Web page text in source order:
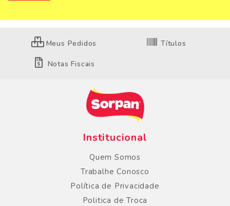
Meus Pedidos Títulos
Notas Fiscais
Institucional
Quem Somos
Trabalhe Conosco
Política de Privacidade
Politica de Troca